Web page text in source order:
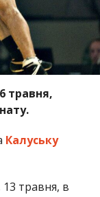
травня,
Калуську
травня, в